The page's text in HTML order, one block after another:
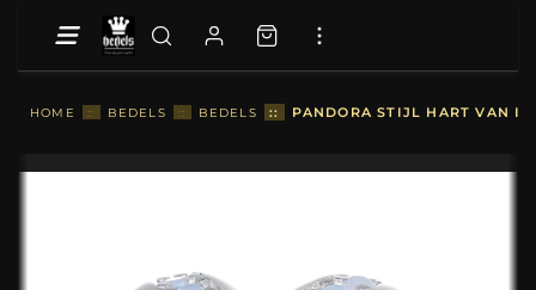
HOME :: BEDELS :: BEDELS :: PANDORA STIJL HART VAN